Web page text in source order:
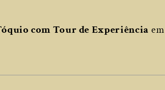
com Tour de Experiência